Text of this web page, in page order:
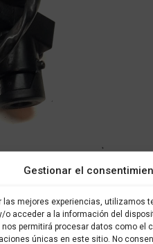
Gestionar el
las mejores experiencias, utilizamos
o acceder a la información del
permitirá procesar datos como el
únicas en este sitio. No